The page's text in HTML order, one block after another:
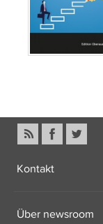
Kontakt
Über newsroom